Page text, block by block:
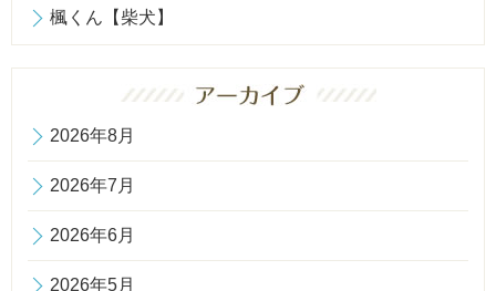
楓くん【柴犬】
2026年8月
2026年7月
2026年6月
2026年5月